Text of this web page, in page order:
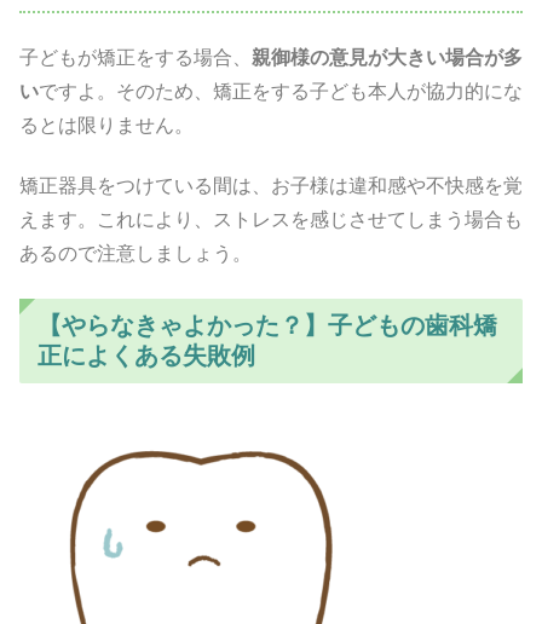
子どもが矯正をする場合、 親御様の意見が大きい場合が多
いですよ。そのため、矯正をする子ども本人が協力的にな
るとは限りません。
矯正器具をつけている間は、お子様は違和感や不快感を覚
えます。これにより、ストレスを感じさせてしまう場合も
あるので注意しましょう。
【やらなきゃよかった？】子どもの歯科矯
正によくある失敗例